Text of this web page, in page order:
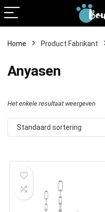
Home Product Fabrikant
Anyasen
Het enkele resultaat weergeven
Standaard sortering